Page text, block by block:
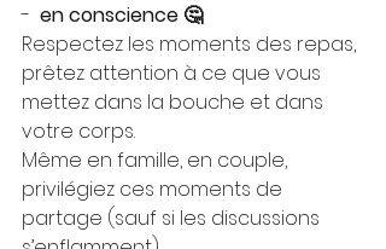
- en conscience 🤔
Respectez les moments des repas,
prêtez attention à ce que vous
mettez dans la bouche et dans
votre corps.
Même en famille, en couple,
privilégiez ces moments de
partage (sauf si les discussions